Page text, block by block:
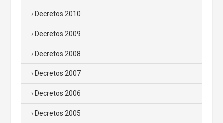
Decretos 2010
Decretos 2009
Decretos 2008
Decretos 2007
Decretos 2006
Decretos 2005